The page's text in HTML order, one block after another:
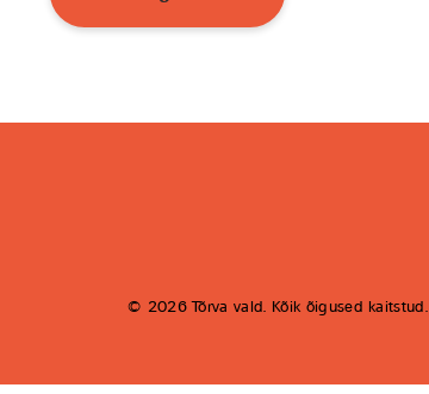
© 2026 Tõrva vald. Kõik õigused kaitstud.